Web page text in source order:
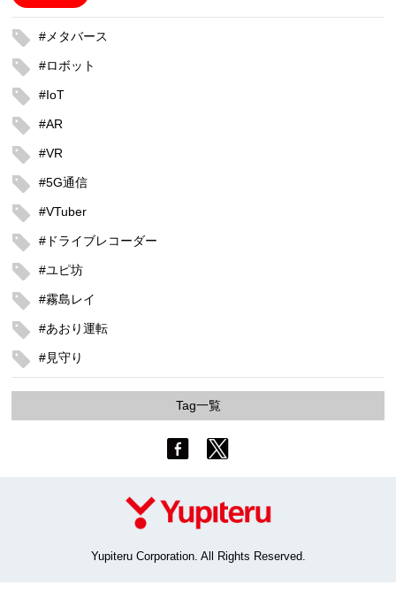
#メタバース
#ロボット
#IoT
#AR
#VR
#5G通信
#VTuber
#ドライブレコーダー
#ユピ坊
#霧島レイ
#あおり運転
#見守り
Tag一覧
Yupiteru Corporation. All Rights Reserved.